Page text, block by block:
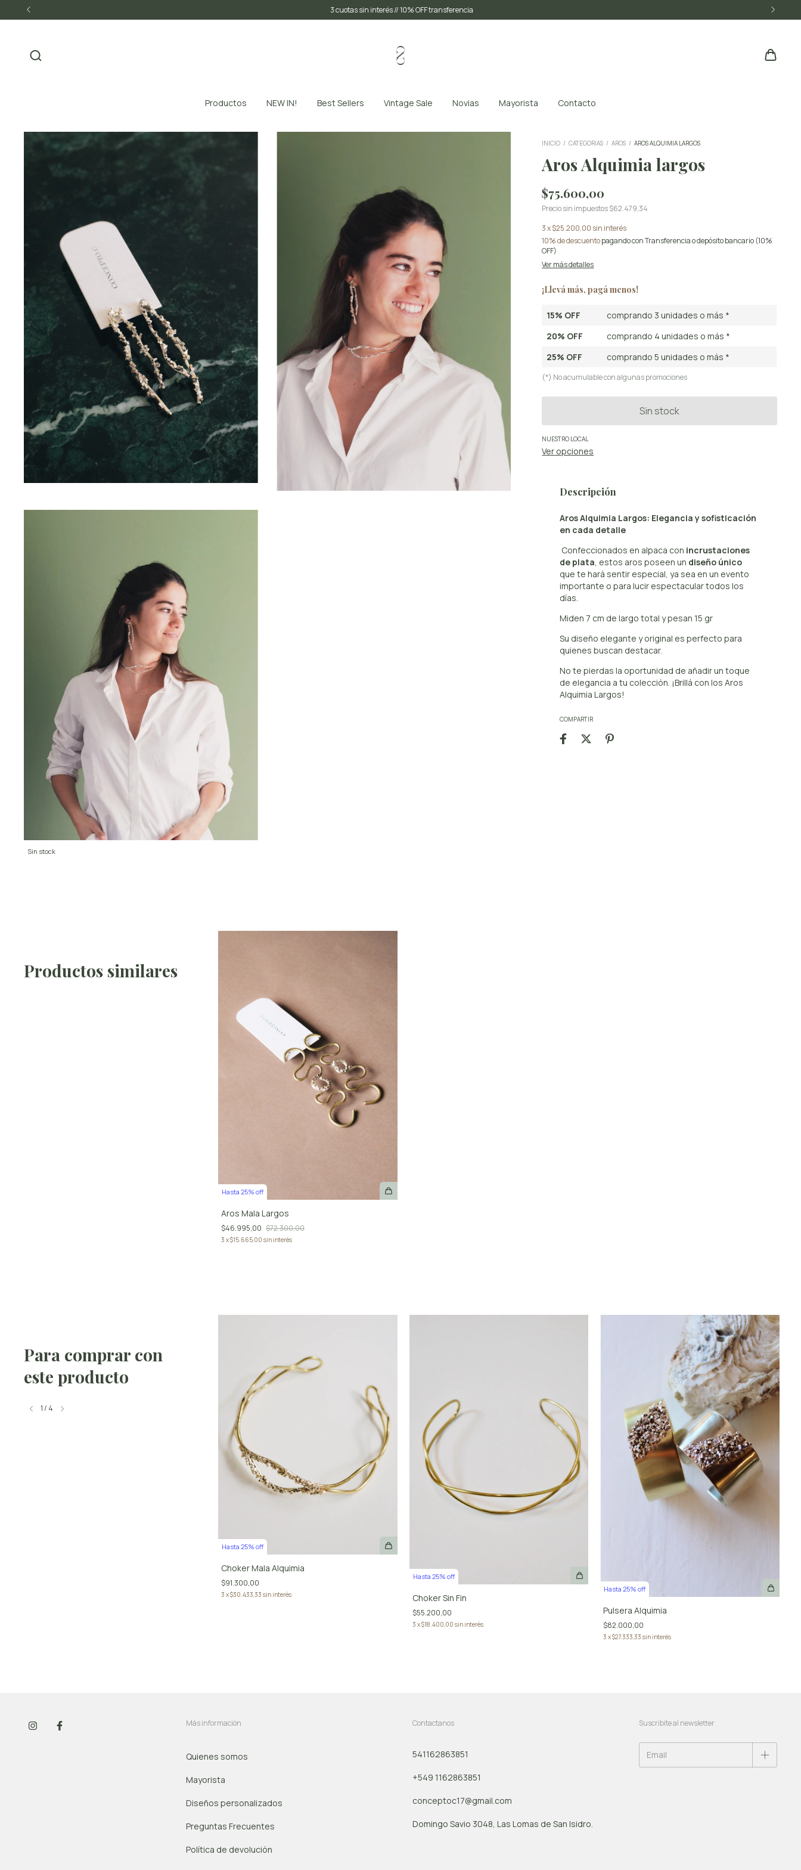
3 cuotas sin interés // 10% OFF transferencia
Productos NEW IN! Best Sellers Vintage Sale Novias Mayorista Contacto
Sin stock
INICIO / CATEGORIAS / AROS / AROS ALQUIMIA LARGOS
Aros Alquimia largos
$75.600,00
Precio sin impuestos$62.479,34
3x$25.200,00 sin interés
10% de descuentopagando con Transferencia o depósito bancario (10%
OFF)
Ver más detalles
¡Llevá más, pagá menos!
15% OFF
comprando 3 unidades o más *
20% OFF
comprando 4 unidades o más *
25% OFF
comprando 5 unidades o más *
(*) No acumulable con algunas promociones
NUESTRO LOCAL
Ver opciones
Descripción
Aros Alquimia Largos: Elegancia y sofisticación
en cada detalle
Confeccionados en alpaca con incrustaciones
de plata, estos aros poseen un diseño único
que te hará sentir especial, ya sea en un evento
importante o para lucir espectacular todos los
días.
Miden 7 cm de largo total y pesan 15 gr
Su diseño elegante y original es perfecto para
quienes buscan destacar.
No te pierdas la oportunidad de añadir un toque
de elegancia a tu colección. ¡Brillá con los Aros
Alquimia Largos!
COMPARTIR
Productos similares
Hasta 25% off
Aros Mala Largos
$46.995,00 $72.300,00
3 x$15.665,00 sin interés
Para comprar con
este producto
1/ 4
Hasta 25% off
Choker Mala Alquimia
$91.300,00
3 x$30.433,33 sin interés
Hasta 25% off
Choker Sin Fin
$55.200,00
3 x$18.400,00 sin interés
Hasta 25% off
Pulsera Alquimia
$82.000,00
3 x$27.333,33 sin interés
Más información
Quienes somos
Mayorista
Diseños personalizados
Preguntas Frecuentes
Política de devolución
Contactanos
541162863851
+549 1162863851
conceptoc17@gmail.com
Domingo Savio 3048, Las Lomas de San Isidro.
Suscribite al newsletter